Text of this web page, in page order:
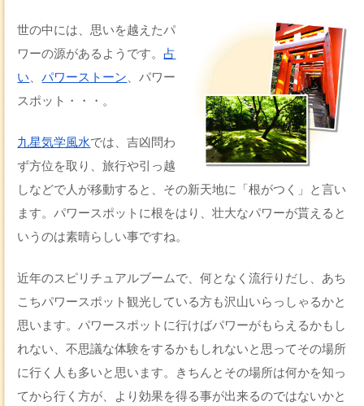
世の中には、思いを越えたパ
ワーの源があるようです。占
い 、パワーストーン 、パワー
スポット・・・。
九星気学風水では、吉凶問わ
ず方位を取り、旅行や引っ越
しなどで人が移動すると、その新天地に「根がつく」と言い
ます。パワースポットに根をはり、壮大なパワーが貰えると
いうのは素晴らしい事ですね。
近年のスピリチュアルブームで、何となく流行りだし、あち
こちパワースポット観光している方も沢山いらっしゃるかと
思います。パワースポットに行けばパワーがもらえるかもし
れない、不思議な体験をするかもしれないと思ってその場所
に行く人も多いと思います。きちんとその場所は何かを知っ
てから行く方が、より効果を得る事が出来るのではないかと